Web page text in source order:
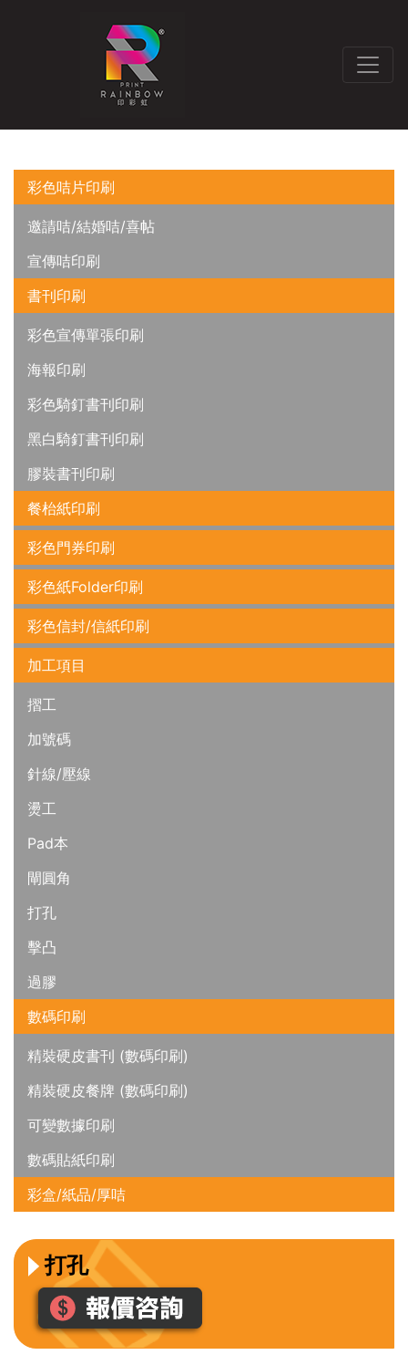
彩色咭片印刷
邀請咭/結婚咭/喜帖
宣傳咭印刷
書刊印刷
彩色宣傳單張印刷
海報印刷
彩色騎釘書刊印刷
黑白騎釘書刊印刷
膠裝書刊印刷
餐枱紙印刷
彩色門券印刷
彩色紙Folder印刷
彩色信封/信紙印刷
加工項目
摺工
加號碼
針線/壓線
燙工
Pad本
閘圓角
打孔
擊凸
過膠
數碼印刷
精裝硬皮書刊 (數碼印刷)
精裝硬皮餐牌 (數碼印刷)
可變數據印刷
數碼貼紙印刷
彩盒/紙品/厚咭
打孔